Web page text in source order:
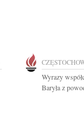
Wyrazy
Baryła z